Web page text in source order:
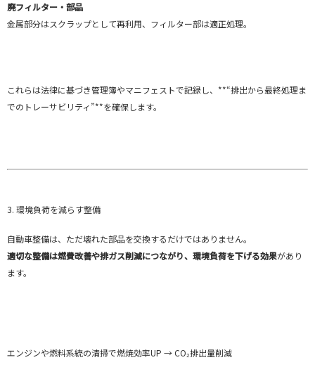
廃フィルター・部品
金属部分はスクラップとして再利用、フィルター部は適正処理。
これらは法律に基づき管理簿やマニフェストで記録し、**“排出から最終処理ま
でのトレーサビリティ”**を確保します。
3. 環境負荷を減らす整備
自動車整備は、ただ壊れた部品を交換するだけではありません。
適切な整備は燃費改善や排ガス削減につながり、環境負荷を下げる効果があり
ます。
エンジンや燃料系統の清掃で燃焼効率UP → CO₂排出量削減